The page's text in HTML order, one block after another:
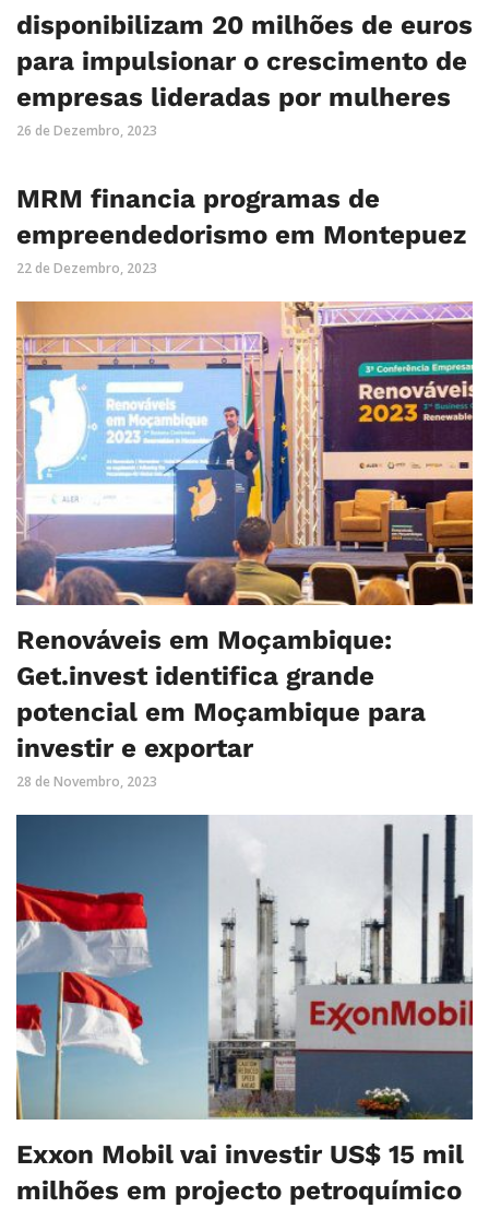
disponibilizam 20 milhões de euros
para impulsionar o crescimento de
empresas lideradas por mulheres
26 de Dezembro, 2023
MRM financia programas de
empreendedorismo em Montepuez
22 de Dezembro, 2023
Renováveis em Moçambique:
Get.invest identifica grande
potencial em Moçambique para
investir e exportar
28 de Novembro, 2023
Exxon Mobil vai investir US$ 15 mil
milhões em projecto petroquímico